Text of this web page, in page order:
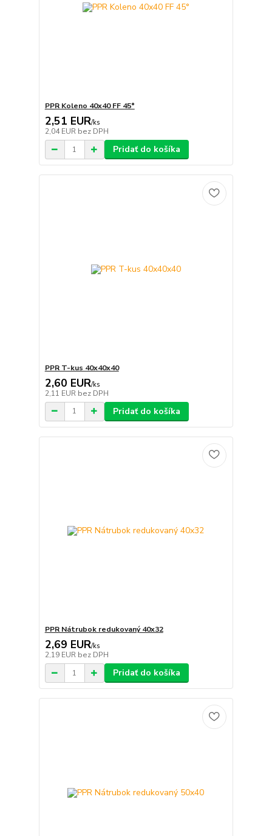
PPR Koleno 40x40 FF 45°
2,51 EUR/ks
2,04 EUR bez DPH
Pridať do košíka
PPR T-kus 40x40x40
2,60 EUR/ks
2,11 EUR bez DPH
Pridať do košíka
PPR Nátrubok redukovaný 40x32
2,69 EUR/ks
2,19 EUR bez DPH
Pridať do košíka